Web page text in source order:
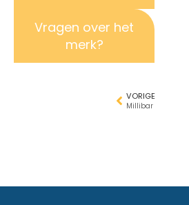
Vragen over het
merk?
VORIGE
Millibar